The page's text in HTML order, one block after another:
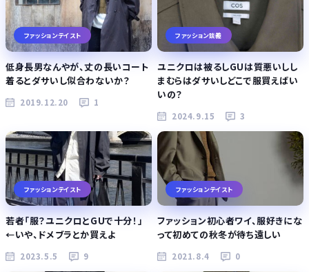
ファッションテイスト
低身長男なんやが、丈の長いコート
着るとダサいし似合わないか？
2019.12.20 1
ファッション談義
ユニクロは被るしGUは質悪いしし
まむらはダサいしどこで服買えばい
いの？
2024.9.15 3
ファッションテイスト
若者「服？ユニクロとGUで十分！」
←いや、ドメブラとか買えよ
2023.5.5 9
ファッションテイスト
ファッション初心者ワイ、服好きにな
って初めての秋冬が待ち遠しい
2021.8.4 0